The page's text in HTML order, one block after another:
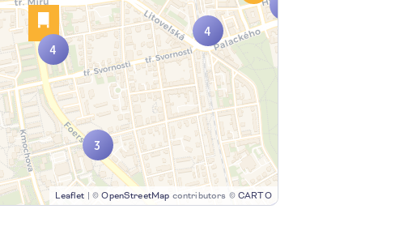
3
4
4
Leaflet | ©OpenStreetMap contributors © CARTO